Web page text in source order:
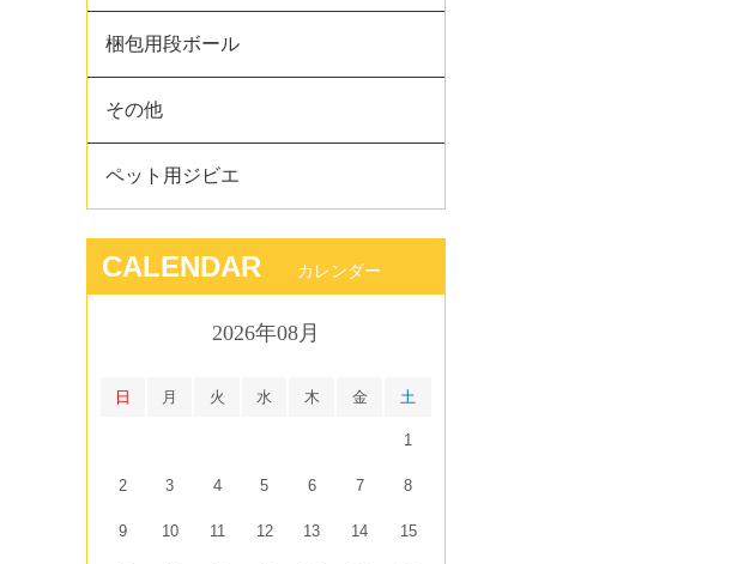
梱包用段ボール
その他
ペット用ジビエ
CALENDAR カレンダー
2026年08月
日 月 火 水 木 金 土
1
2 3 4 5 6 7 8
9 10 11 12 13 14 15